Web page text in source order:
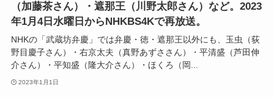
（加藤茶さん）・遮那王（川野太郎さん）など。2023
年1月4日水曜日からNHKBS4Kで再放送。
NHKの「武蔵坊弁慶」では弁慶・徳・遮那王以外にも、玉虫（荻
野目慶子さん）・右京太夫（真野あずささん）・平清盛（芦田伸
介さん）・平知盛（隆大介さん）・ほくろ（岡...
2023年1月1日